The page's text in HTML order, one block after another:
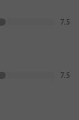
7.5
7.5